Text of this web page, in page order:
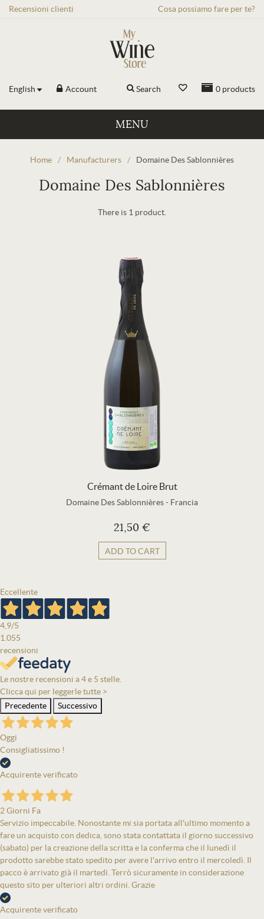
Recensioni clienti Cosa possiamo fare per te?
English Account 0 products
Search
MENU
Home / Manufacturers / Domaine Des Sablonnières
Domaine Des Sablonnières
There is 1 product.
Crémant de Loire Brut
Domaine Des Sablonnières- Francia
21,50 €
ADD TO CART
Eccellente
4,9/5
1.055
recensioni
Le nostre recensioni a 4 e 5 stelle.
Clicca qui per leggerle tutte >
Precedente
Successivo
Oggi
Consigliatissimo !
Acquirente verificato
2 Giorni Fa
Servizio impeccabile. Nonostante mi sia portata all'ultimo momento a
fare un acquisto con dedica, sono stata contattata il giorno successivo
(sabato) per la creazione della scritta e la conferma che il lunedì il
prodotto sarebbe stato spedito per avere l'arrivo entro il mercoledì. Il
pacco è arrivato già il martedì. Terrò sicuramente in considerazione
questo sito per ulteriori altri ordini. Grazie
Acquirente verificato